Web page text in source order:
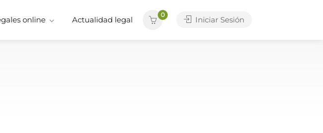
online Actualidad legal
0
Iniciar Sesión